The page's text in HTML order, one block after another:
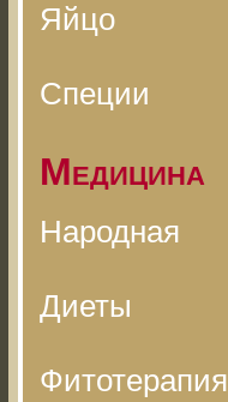
Яйцо
Специи
Медицина
Народная
Диеты
Фитотерапия